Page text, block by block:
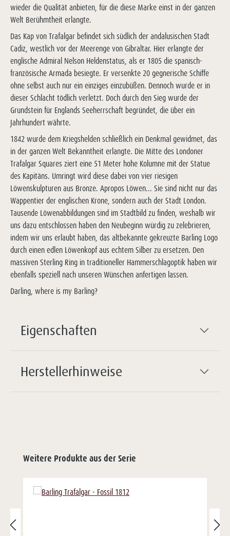
wieder die Qualität anbieten, für die diese Marke einst in der ganzen
Welt Berühmtheit erlangte.
Das Kap von Trafalgar befindet sich südlich der andalusischen Stadt
Cadiz, westlich vor der Meerenge von Gibraltar. Hier erlangte der
englische Admiral Nelson Heldenstatus, als er 1805 die spanisch-
französische Armada besiegte. Er versenkte 20 gegnerische Schiffe
ohne selbst auch nur ein einziges einzubüßen. Dennoch wurde er in
dieser Schlacht tödlich verletzt. Doch durch den Sieg wurde der
Grundstein für Englands Seeherrschaft begründet, die über ein
Jahrhundert währte.
1842 wurde dem Kriegshelden schließlich ein Denkmal gewidmet, das
in der ganzen Welt Bekanntheit erlangte. Die Mitte des Londoner
Trafalgar Squares ziert eine 51 Meter hohe Kolumne mit der Statue
des Kapitäns. Umringt wird diese dabei von vier riesigen
Löwenskulpturen aus Bronze. Apropos Löwen... Sie sind nicht nur das
Wappentier der englischen Krone, sondern auch der Stadt London.
Tausende Löwenabbildungen sind im Stadtbild zu finden, weshalb wir
uns dazu entschlossen haben den Neubeginn würdig zu zelebrieren,
indem wir uns erlaubt haben, das altbekannte gekreuzte Barling Logo
durch einen edlen Löwenkopf aus echtem Silber zu ersetzen. Den
massiven Sterling Ring in traditioneller Hammerschlagoptik haben wir
ebenfalls speziell nach unseren Wünschen anfertigen lassen.
Darling, where is my Barling?
Eigenschaften
Herstellerhinweise
Weitere Produkte aus der Serie